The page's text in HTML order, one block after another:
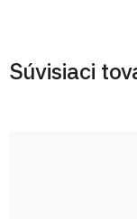
Súvisiaci